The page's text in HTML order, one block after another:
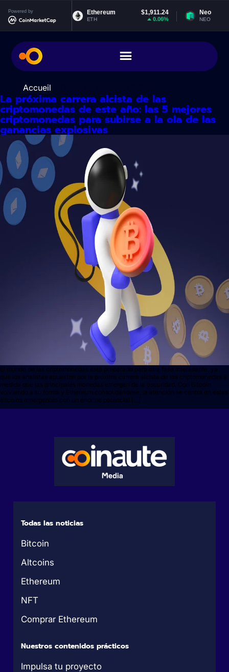
Powered by
$0.999214
0%
Ethereum $1,911.24
ETH 0.06%
Neo
NEO
Accueil
La próxima carrera alcista de las
criptomonedas de este año: las 5 mejores
criptomonedas para subirse a la ola de las
ganancias explosivas
El mundo de las criptomonedas está preparado para otra fase interesante, ya
que los analistas apuestan por la próxima carrera alcista de las criptomonedas a
medida que las principales monedas emergen de la oscuridad. Con Bitcoin
volviendo a su forma y Ethereum consolidándose, la atención se centra en estas
altcoins emergentes con un enorme potencial […]
Todas las noticias
Bitcoin
Altcoins
Ethereum
NFT
Comprar Ethereum
Nuestros contenidos prácticos
Impulsa tu proyecto